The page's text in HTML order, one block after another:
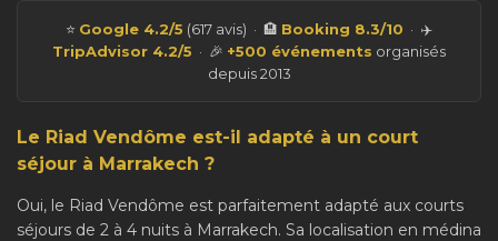
⭐ Google 4.2/5 (617 avis) · 🏨 Booking 8.3/10 · ✈️
TripAdvisor 4.2/5 · 🎉 +500 événements organisés
depuis 2013
Le Riad Vendôme est-il adapté à un court
séjour à Marrakech ?
Oui, le Riad Vendôme est parfaitement adapté aux courts
séjours de 2 à 4 nuits à Marrakech. Sa localisation en médina